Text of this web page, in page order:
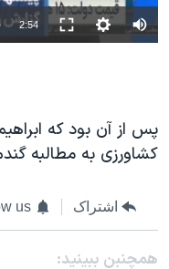
2:54
پس از آن بود که
کشاورزی به مطالبه
اشتراک us
همچنبن ببینید: